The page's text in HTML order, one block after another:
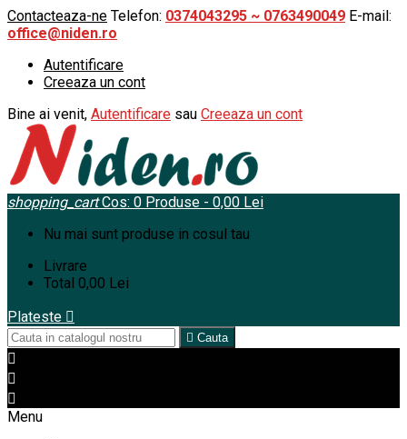
Contacteaza-ne Telefon: 0374043295 ~ 0763490049 E-mail:
office@niden.ro
Autentificare
Creeaza un cont
Bine ai venit, Autentificare sau Creeaza un cont
shopping_cart Cos: 0 Produse - 0,00 Lei
Nu mai sunt produse in cosul tau
Livrare
Total 0,00 Lei
Plateste 
 Cauta



Menu